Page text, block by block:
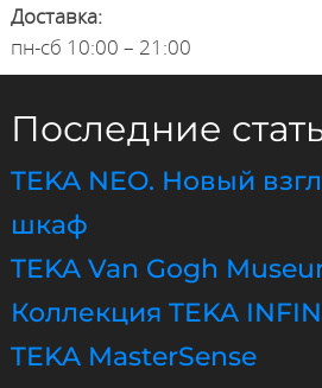
Доставка:
пн-сб 10:00 – 21:00
Последние
TEKA NEO. Новый
шкаф
TEKA Van Gogh
Коллекция TEKA
TEKA MasterSense